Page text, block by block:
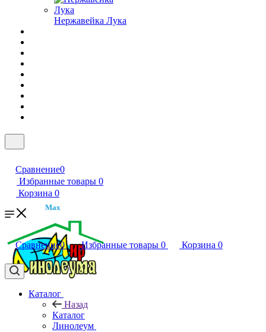
Нержавейка Лука
Сравнение0
Избранные товары 0
Корзина 0
Max
Сравнение0 Избранные товары 0 Корзина 0
Каталог
Назад
Каталог
Линолеум